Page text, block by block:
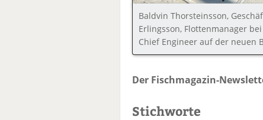
Baldvin Thorsteinsson,
Erlingsson, Flottenmanager
Chief Engineer auf der neuen
Der Fischmagazin-
Stichworte